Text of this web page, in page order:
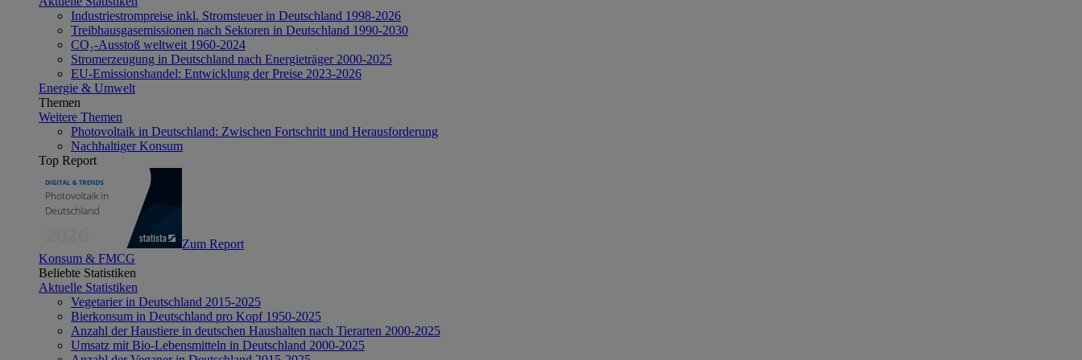
Industriestrompreise inkl. Stromsteuer in Deutschland 1998-2026
Treibhausgasemissionen nach Sektoren in Deutschland 1990-2030
CO₂-Ausstoß weltweit 1960-2024
Stromerzeugung in Deutschland nach Energieträger 2000-2025
EU-Emissionshandel: Entwicklung der Preise 2023-2026
Energie & Umwelt
Themen
Weitere Themen
Photovoltaik in Deutschland: Zwischen Fortschritt und Herausforderung
Nachhaltiger Konsum
Top Report
Zum Report
Konsum & FMCG
Beliebte Statistiken
Aktuelle Statistiken
Vegetarier in Deutschland 2015-2025
Bierkonsum in Deutschland pro Kopf 1950-2025
Anzahl der Haustiere in deutschen Haushalten nach Tierarten 2000-2025
Umsatz mit Bio-Lebensmitteln in Deutschland 2000-2025